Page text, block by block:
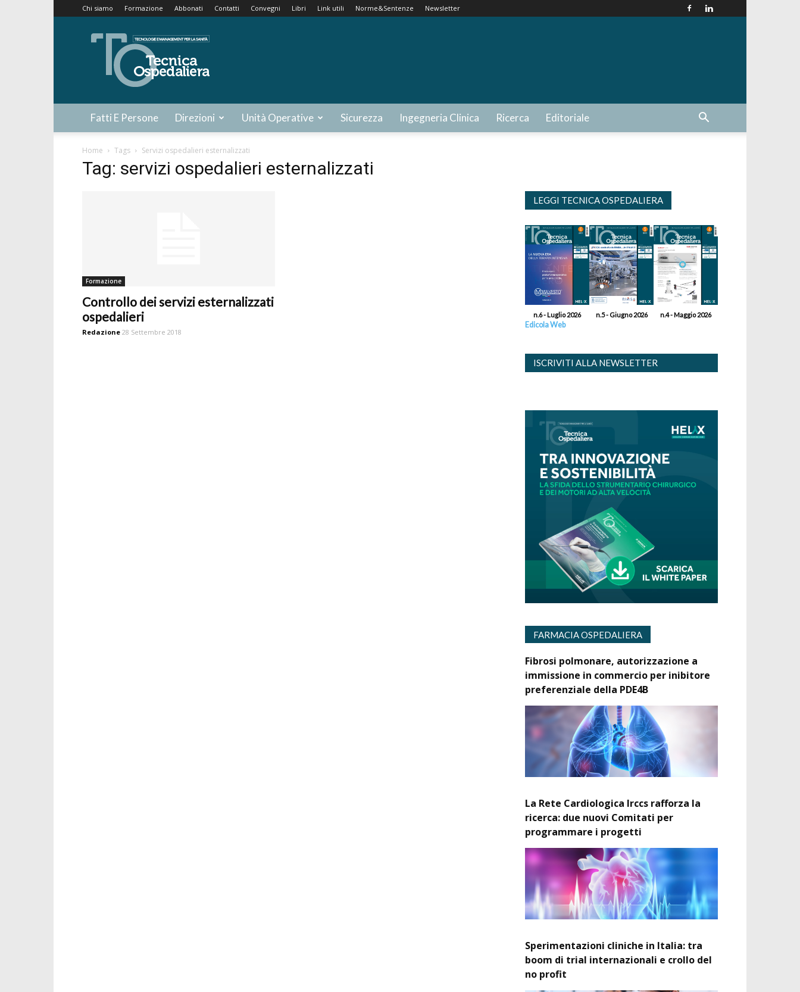
Chi siamo Formazione Abbonati Contatti Convegni Libri Link utili Norme&Sentenze Newsletter
Tecnica
Ospedaliera
Fatti E Persone Direzioni Unità Operative Sicurezza Ingegneria Clinica Ricerca Editoriale
Home Tags Servizi ospedalieri esternalizzati
Tag: servizi ospedalieri esternalizzati
Formazione
Controllo dei servizi esternalizzati
ospedalieri
Redazione 28 Settembre 2018
LEGGI TECNICA OSPEDALIERA
n.6 - Luglio 2026 n.5 - Giugno 2026 n.4 - Maggio 2026
Edicola Web
ISCRIVITI ALLA NEWSLETTER
FARMACIA OSPEDALIERA
Fibrosi polmonare, autorizzazione a
immissione in commercio per inibitore
preferenziale della PDE4B
La Rete Cardiologica Irccs rafforza la
ricerca: due nuovi Comitati per
programmare i progetti
Sperimentazioni cliniche in Italia: tra
boom di trial internazionali e crollo del
no profit